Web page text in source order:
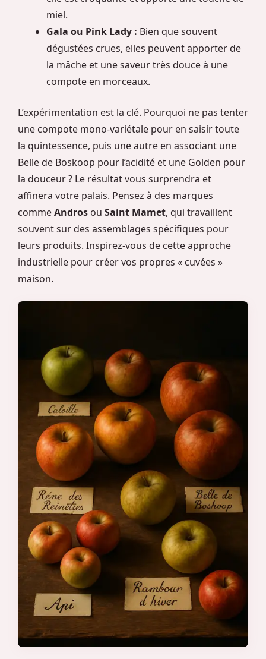
miel.
Gala ou Pink Lady : Bien que souvent
dégustées crues, elles peuvent apporter de
la mâche et une saveur très douce à une
compote en morceaux.
L’expérimentation est la clé. Pourquoi ne pas tenter
une compote mono-variétale pour en saisir toute
la quintessence, puis une autre en associant une
Belle de Boskoop pour l’acidité et une Golden pour
la douceur ? Le résultat vous surprendra et
affinera votre palais. Pensez à des marques
commeAndros ou Saint Mamet, qui travaillent
souvent sur des assemblages spécifiques pour
leurs produits. Inspirez-vous de cette approche
industrielle pour créer vos propres « cuvées »
maison.